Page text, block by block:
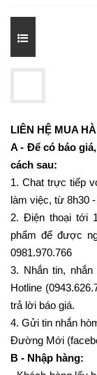
LIÊN HỆ MUA
A - Để có báo
cách sau:
1. Chat trực tiếp
làm việc, từ 8h30
2. Điện thoại tới
phẩm để được
0981.970.766
3. Nhắn tin,
Hotline
trả lời báo giá.
4. Gửi tin nhắn
Đường Mới
B - Nhập